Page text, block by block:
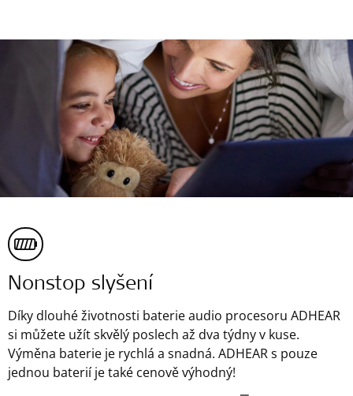
Nonstop slyšení
Díky dlouhé životnosti baterie audio procesoru ADHEAR
si můžete užít skvělý poslech až dva týdny v kuse.
Výměna baterie je rychlá a snadná. ADHEAR s pouze
jednou baterií je také cenově výhodný!